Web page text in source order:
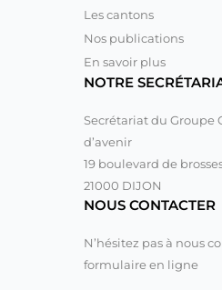
Les cantons
Nos publications
En savoir plus
NOTRE
Secrétariat du Groupe
d’avenir
19 boulevard de
21000 DIJON
NOUS CONTACTER
N’hésitez pas à nous
formulaire en ligne